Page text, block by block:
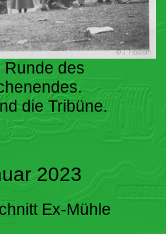
Runde des
die Tribüne.
2023
Ex-Mühle